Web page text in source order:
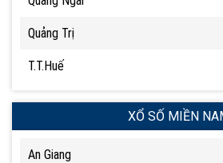
Quảng Trị
T.T.Huế
XỔ SỐ MIỀN
An Giang